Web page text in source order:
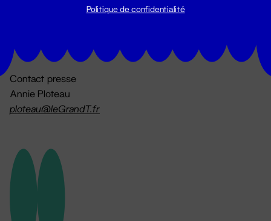
Contact presse
Annie Ploteau
ploteau@leGrandT.fr
Politique de confidentialité